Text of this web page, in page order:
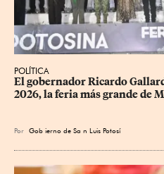
POLÍTICA
​El gobernador Ricardo
2026, la feria más grande de
Por Gob ierno de Sa n Luis Potosí